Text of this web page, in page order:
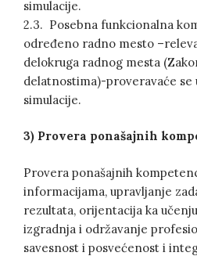
simulacije.
2.3. Posebna funkcionalna
određeno radno mesto
delokruga radnog mesta
delatnostima)-proveravaće se
simulacije.
3) Provera ponašajnih
Provera ponašajnih
informacijama, upravljanje
rezultata, orijentacija ka
izgradnja i održavanje
savesnost i posvećenost i